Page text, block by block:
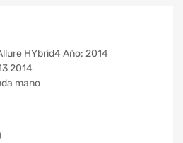
HYbrid4 Año: 2014
2014
mano